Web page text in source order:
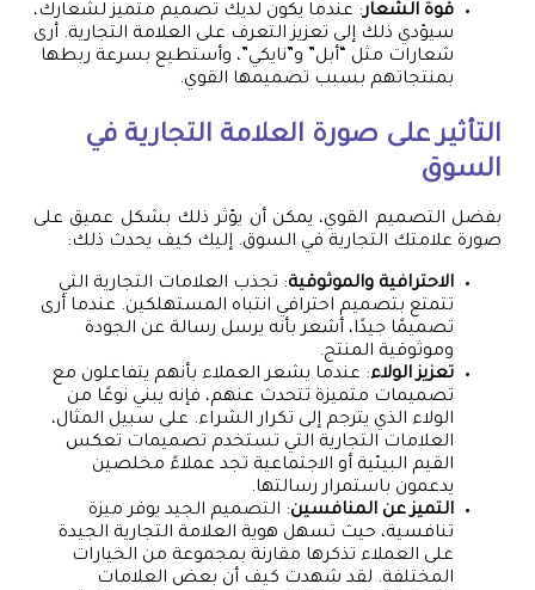
قوة الشعار: عندما يكون لديك تصميم متميز لشعارك،
سيؤدي ذلك إلى تعزيز التعرف على العلامة التجارية. أرى
شعارات مثل “أبل” و”نايكي”، وأستطيع بسرعة ربطها
بمنتجاتهم بسبب تصميمها القوي.
التأثير على صورة العلامة التجارية في
السوق
بفضل التصميم القوي، يمكن أن يؤثر ذلك بشكل عميق على
صورة علامتك التجارية في السوق. إليك كيف يحدث ذلك:
الاحترافية والموثوقية: تجذب العلامات التجارية التي
تتمتع بتصميم احترافي انتباه المستهلكين. عندما أرى
تصميمًا جيدًا، أشعر بأنه يرسل رسالة عن الجودة
وموثوقية المنتج.
تعزيز الولاء: عندما يشعر العملاء بأنهم يتفاعلون مع
تصميمات متميزة تتحدث عنهم، فإنه يبني نوعًا من
الولاء الذي يترجم إلى تكرار الشراء. على سبيل المثال،
العلامات التجارية التي تستخدم تصميمات تعكس
القيم البيئية أو الاجتماعية تجد عملاءً مخلصين
يدعمون باستمرار رسالتها.
التميز عن المنافسين: التصميم الجيد يوفر ميزة
تنافسية، حيث تسهل هوية العلامة التجارية الجيدة
على العملاء تذكرها مقارنة بمجموعة من الخيارات
المختلفة. لقد شهدت كيف أن بعض العلامات